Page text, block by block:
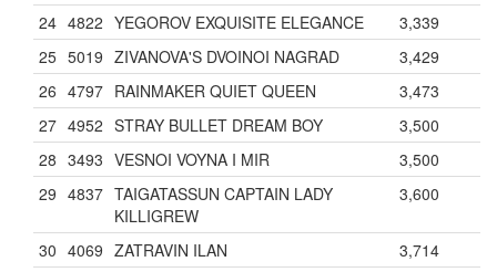
24 4822 YEGOROV EXQUISITE ELEGANCE
3,339
25 5019 ZIVANOVA'S DVOINOI NAGRAD
3,429
26 4797 RAINMAKER QUIET QUEEN
3,473
27 4952 STRAY BULLET DREAM BOY
3,500
28 3493 VESNOI VOYNA I MIR
3,500
29 4837 TAIGATASSUN CAPTAIN LADY
KILLIGREW
3,600
30 4069 ZATRAVIN ILAN
3,714